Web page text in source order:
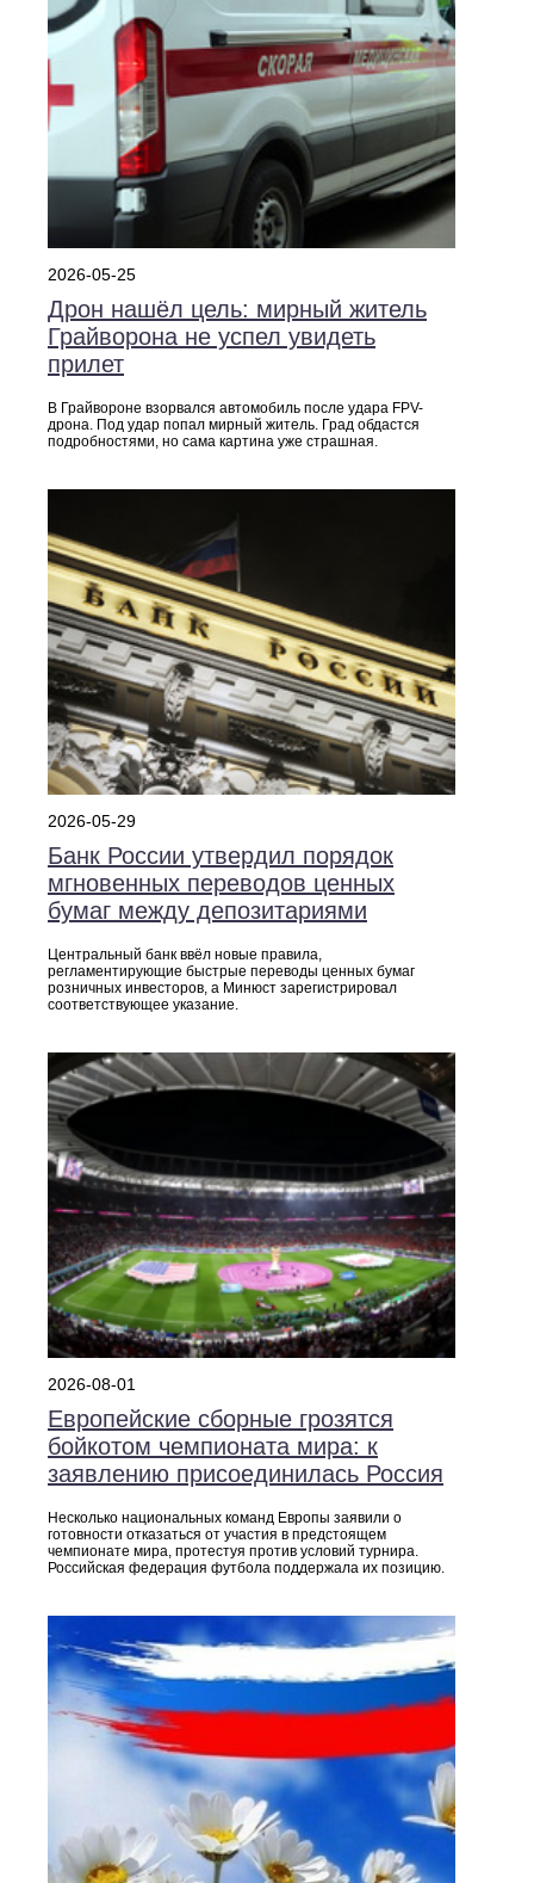
2026-05-25
Дрон нашёл цель: мирный житель
Грайворона не успел увидеть
прилет
В Грайвороне взорвался автомобиль после удара FPV-
дрона. Под удар попал мирный житель. Град обдастся
подробностями, но сама картина уже страшная.
2026-05-29
Банк России утвердил порядок
мгновенных переводов ценных
бумаг между депозитариями
Центральный банк ввёл новые правила,
регламентирующие быстрые переводы ценных бумаг
розничных инвесторов, а Минюст зарегистрировал
соответствующее указание.
2026-08-01
Европейские сборные грозятся
бойкотом чемпионата мира: к
заявлению присоединилась Россия
Несколько национальных команд Европы заявили о
готовности отказаться от участия в предстоящем
чемпионате мира, протестуя против условий турнира.
Российская федерация футбола поддержала их позицию.